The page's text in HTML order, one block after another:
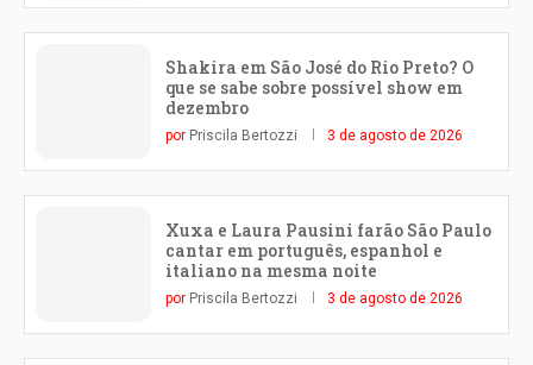
Shakira em São José do Rio Preto? O
que se sabe sobre possível show em
dezembro
por Priscila Bertozzi 3 de agosto de 2026
Xuxa e Laura Pausini farão São Paulo
cantar em português, espanhol e
italiano na mesma noite
por Priscila Bertozzi 3 de agosto de 2026